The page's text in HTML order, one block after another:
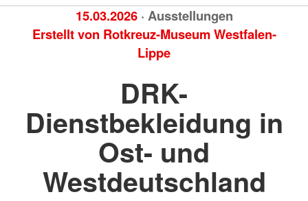
15.03.2026 · Ausstellungen
Erstellt von Rotkreuz-Museum Westfalen-
Lippe
DRK-
Dienstbekleidung in
Ost- und
Westdeutschland